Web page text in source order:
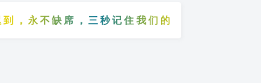
，永不缺席，三秒记住我们的网站：5zyw.com